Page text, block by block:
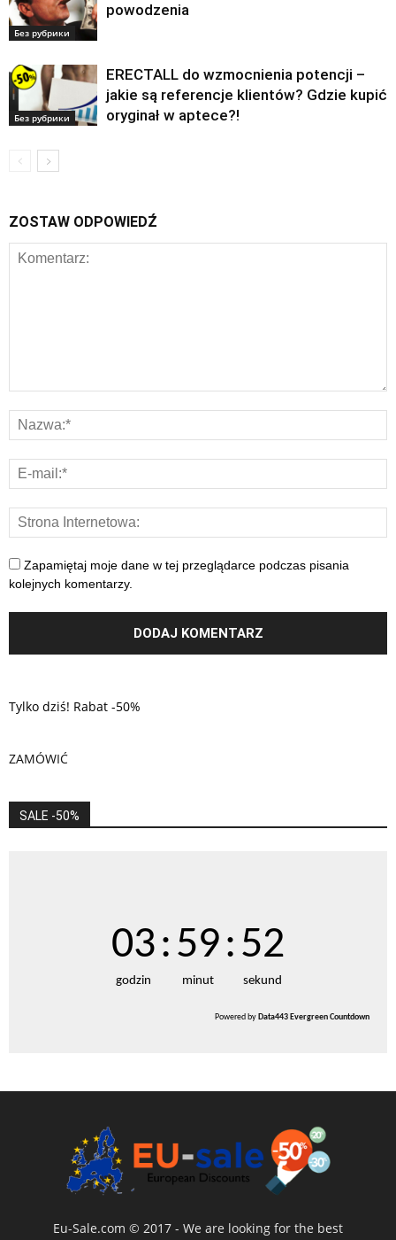
Без рубрики
powodzenia
Без рубрики
ERECTALL do wzmocnienia potencji –
jakie są referencje klientów? Gdzie kupić
oryginał w aptece?!
ZOSTAW ODPOWIEDŹ
Zapamiętaj moje dane w tej przeglądarce podczas pisania
kolejnych komentarzy.
Tylko dziś! Rabat -50%
ZAMÓWIĆ
SALE -50%
03
godzin
:59
minut
:52
sekund
Powered byData443 Evergreen Countdown
Eu-Sale.com © 2017 - We are looking for the best